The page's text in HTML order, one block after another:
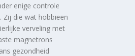
enige controle
Zij die wat hobbieen
verveling met
magnetrons
gezondheid